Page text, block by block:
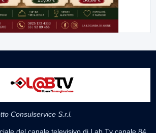
Consulservice S.r.l.